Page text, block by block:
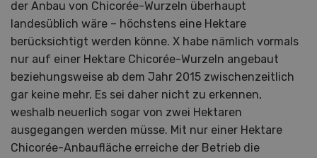
der Anbau von Chicorée-Wurzeln überhaupt
landesüblich wäre – höchstens eine Hektare
berücksichtigt werden könne. X habe nämlich vormals
nur auf einer Hektare Chicorée-Wurzeln angebaut
beziehungsweise ab dem Jahr 2015 zwischenzeitlich
gar keine mehr. Es sei daher nicht zu erkennen,
weshalb neuerlich sogar von zwei Hektaren
ausgegangen werden müsse. Mit nur einer Hektare
Chicorée-Anbaufläche erreiche der Betrieb die